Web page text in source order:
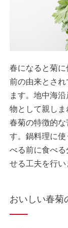
春になると菊
前の由来とさ
ます。地中海
物として親しま
春菊の特徴的
す。鍋料理に
べる前に食べ
せる工夫を行い
おいしい春菊